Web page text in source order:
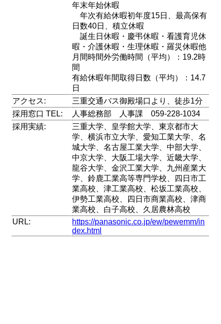
年末年始休暇
年次有給休暇初年度15日、最高保有
日数40日、積立休暇
誕生日休暇・慶弔休暇・看護育児休
暇・介護休暇・生理休暇・羅災休暇他
月間時間外労働時間（平均）：19.2時
間
有給休暇年間取得日数（平均）：14.7
日
アクセス:
三重交通バス御殿場口より、徒歩1分
採用窓口 TEL:
人事総務部 人事課 059-228-1034
採用実績:
三重大学、皇学館大学、東京都市大
学、横浜市立大学、愛知工業大学、名
城大学、名古屋工業大学、中部大学、
中京大学、大阪工場大学、近畿大学、
龍谷大学、金沢工業大学、九州産業大
学、鈴鹿工業高等専門学校、四日市工
業高校、津工業高校、松坂工業高校、
伊勢工業高校、四日市商業高校、津商
業高校、白子高校、久居農林高校
URL:
https://panasonic.co.jp/ew/pewemm/in
dex.html